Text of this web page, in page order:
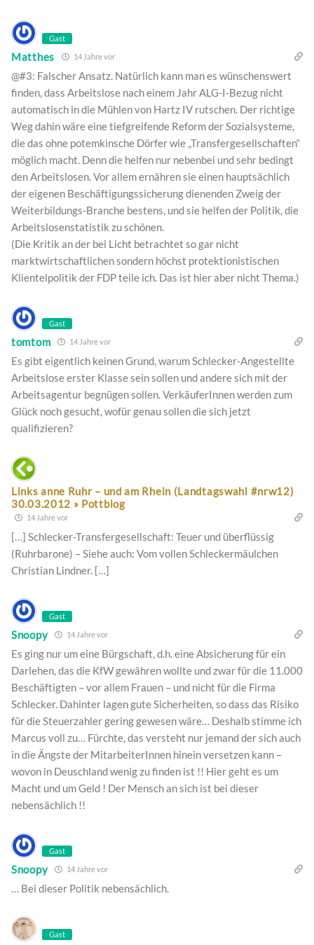
Gast
Matthes 14 Jahre vor
@#3: Falscher Ansatz. Natürlich kann man es wünschenswert
finden, dass Arbeitslose nach einem Jahr ALG-I-Bezug nicht
automatisch in die Mühlen von Hartz IV rutschen. Der richtige
Weg dahin wäre eine tiefgreifende Reform der Sozialsysteme,
die das ohne potemkinsche Dörfer wie „Transfergesellschaften“
möglich macht. Denn die helfen nur nebenbei und sehr bedingt
den Arbeitslosen. Vor allem ernähren sie einen hauptsächlich
der eigenen Beschäftigungssicherung dienenden Zweig der
Weiterbildungs-Branche bestens, und sie helfen der Politik, die
Arbeitslosenstatistik zu schönen.
(Die Kritik an der bei Licht betrachtet so gar nicht
marktwirtschaftlichen sondern höchst protektionistischen
Klientelpolitik der FDP teile ich. Das ist hier aber nicht Thema.)
Gast
tomtom 14 Jahre vor
Es gibt eigentlich keinen Grund, warum Schlecker-Angestellte
Arbeitslose erster Klasse sein sollen und andere sich mit der
Arbeitsagentur begnügen sollen. VerkäuferInnen werden zum
Glück noch gesucht, wofür genau sollen die sich jetzt
qualifizieren?
Links anne Ruhr – und am Rhein (Landtagswahl #nrw12)
30.03.2012 » Pottblog
14 Jahre vor
[…] Schlecker-Transfergesellschaft: Teuer und überflüssig
(Ruhrbarone) – Siehe auch: Vom vollen Schleckermäulchen
Christian Lindner. […]
Gast
Snoopy 14 Jahre vor
Es ging nur um eine Bürgschaft, d.h. eine Absicherung für ein
Darlehen, das die KfW gewähren wollte und zwar für die 11.000
Beschäftigten – vor allem Frauen – und nicht für die Firma
Schlecker. Dahinter lagen gute Sicherheiten, so dass das Risiko
für die Steuerzahler gering gewesen wäre… Deshalb stimme ich
Marcus voll zu… Fürchte, das versteht nur jemand der sich auch
in die Ängste der MitarbeiterInnen hinein versetzen kann –
wovon in Deuschland wenig zu finden ist !! Hier geht es um
Macht und um Geld ! Der Mensch an sich ist bei dieser
nebensächlich !!
Gast
Snoopy 14 Jahre vor
… Bei dieser Politik nebensächlich.
Gast